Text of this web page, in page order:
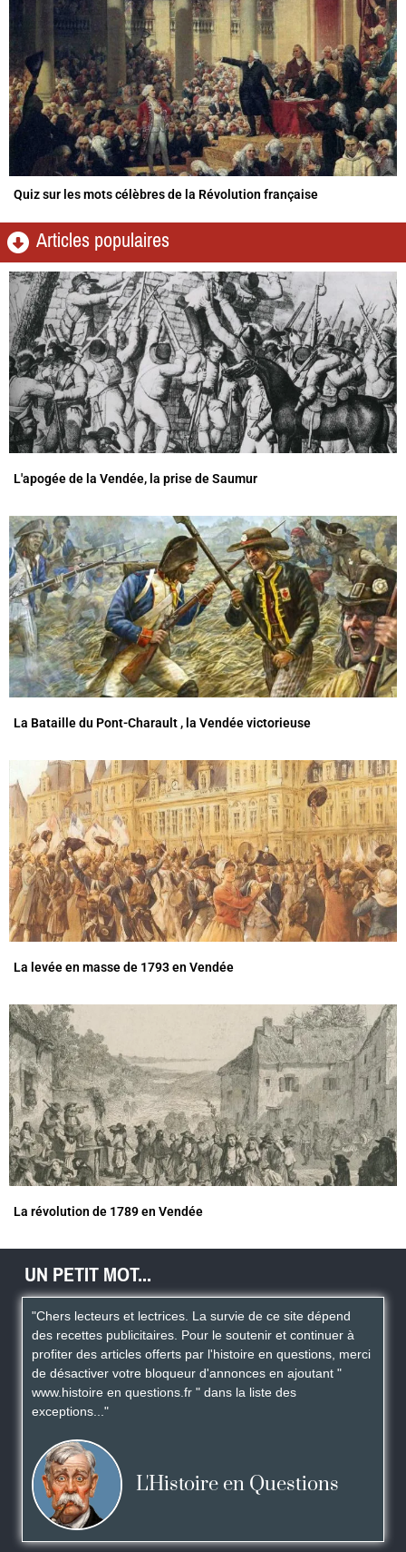
Quiz sur les mots célèbres de la Révolution française
Articles populaires
L'apogée de la Vendée, la prise de Saumur
La Bataille du Pont-Charault , la Vendée victorieuse
La levée en masse de 1793 en Vendée
La révolution de 1789 en Vendée
UN PETIT MOT...
"Chers lecteurs et lectrices. La survie de ce site dépend
des recettes publicitaires. Pour le soutenir et continuer à
profiter des articles offerts par l'histoire en questions, merci
de désactiver votre bloqueur d'annonces en ajoutant "
www.histoire en questions.fr " dans la liste des
exceptions..."
L'Histoire en Questions